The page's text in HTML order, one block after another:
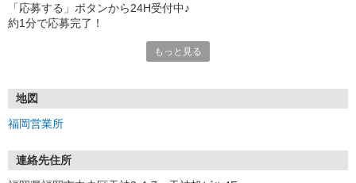
「応募する」ボタンから24H受付中♪
約1分で応募完了！
①応募から3営業日を目安に、メールorお電話でご連絡します。
★スマホでWEB面接（LINEなど）・出張面接・事務所面接と選べま
す
もっと見る
地図
福岡営業所
連絡先住所